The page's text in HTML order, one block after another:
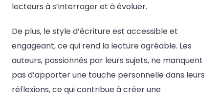
lecteurs à s’interroger et à évoluer.
De plus, le style d’écriture est accessible et
engageant, ce qui rend la lecture agréable. Les
auteurs, passionnés par leurs sujets, ne manquent
pas d’apporter une touche personnelle dans leurs
réflexions, ce qui contribue à créer une